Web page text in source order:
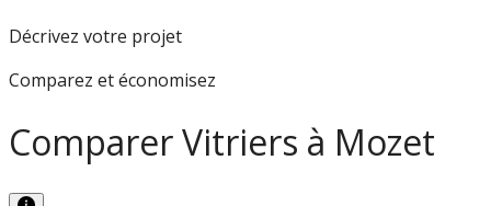
Décrivez votre projet
Comparez et économisez
Comparer Vitriers à Mozet